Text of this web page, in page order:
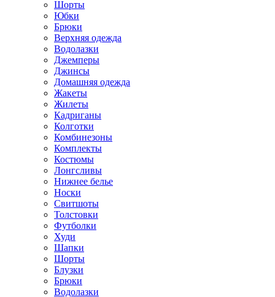
Шорты
Юбки
Брюки
Верхняя одежда
Водолазки
Джемперы
Джинсы
Домашняя одежда
Жакеты
Жилеты
Кадриганы
Колготки
Комбинезоны
Комплекты
Костюмы
Лонгсливы
Нижнее белье
Носки
Свитшоты
Толстовки
Футболки
Худи
Шапки
Шорты
Блузки
Брюки
Водолазки